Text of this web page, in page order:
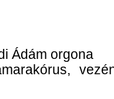
Ádám orgona